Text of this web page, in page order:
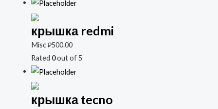
крышка redmi
Misc₽500.00
Rated 0out of 5
крышка tecno